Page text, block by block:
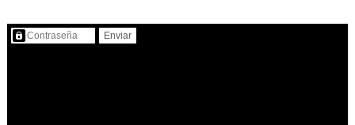
Contenido protegido…